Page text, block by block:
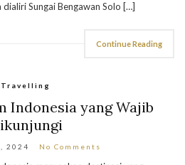
Sungai Bengawan Solo […]
Continue Reading
Travelling
Indonesia yang Wajib
2024 No Comments